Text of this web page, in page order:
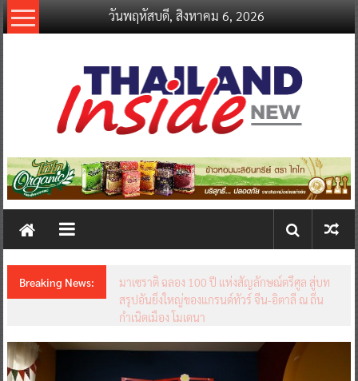
Skip
to
วันพฤหัสบดี, สิงหาคม 6, 2026
thailandinsidenew.com
Thailand
New
Breaking News:
มาเซราติ ฉลอง 100 ปี แห่งสัญลักษณ์ตรีศูล สู่บท
สรุปอันยิ่งใหญ่ของแกรนด์ทัวร์ จีน-อิตาลี ณ ถิ่น
กำเนิดเมือง โมเดนา